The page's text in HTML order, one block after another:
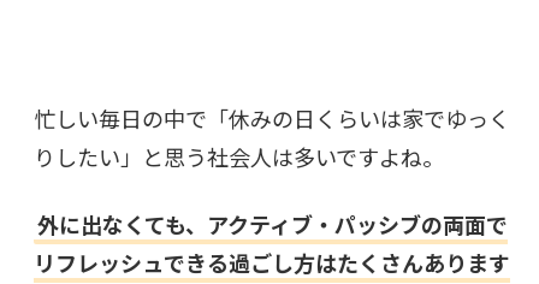
忙しい毎日の中で「休みの日くらいは家でゆっく
りしたい」と思う社会人は多いですよね。
外に出なくても、アクティブ・パッシブの両面で
リフレッシュできる過ごし方はたくさんあります